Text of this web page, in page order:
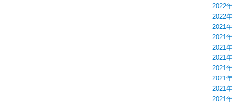
2022
2022
2021
2021
2021
2021
2021
2021
2021
2021